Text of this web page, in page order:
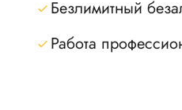
Безлимитный
Работа